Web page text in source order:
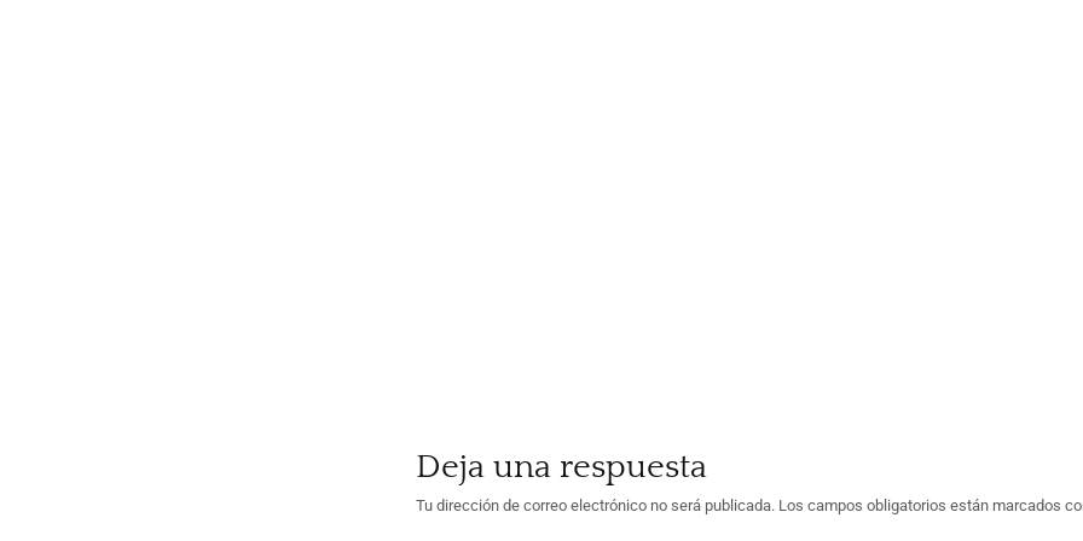
Deja una respuesta
Tu dirección de correo electrónico no será publicada. Los campos obligatorios están marcados